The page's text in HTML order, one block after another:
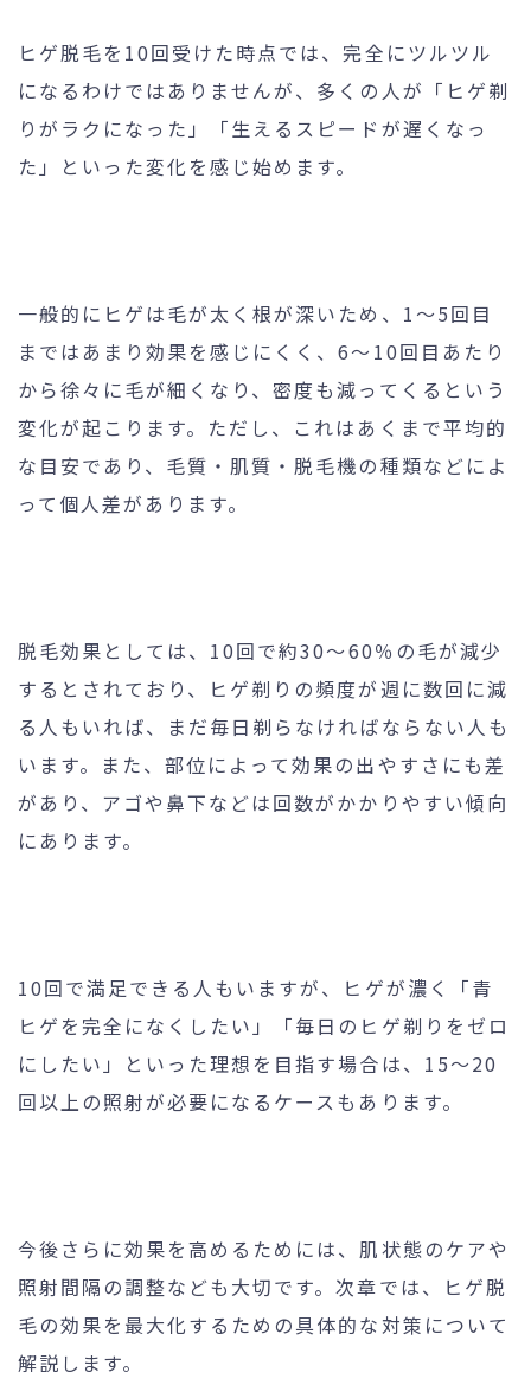
ヒゲ脱毛を10回受けた時点では、完全にツルツル
になるわけではありませんが、多くの人が「ヒゲ剃
りがラクになった」「生えるスピードが遅くなっ
た」といった変化を感じ始めます。
一般的にヒゲは毛が太く根が深いため、1～5回目
まではあまり効果を感じにくく、6～10回目あたり
から徐々に毛が細くなり、密度も減ってくるという
変化が起こります。ただし、これはあくまで平均的
な目安であり、毛質・肌質・脱毛機の種類などによ
って個人差があります。
脱毛効果としては、10回で約30～60％の毛が減少
するとされており、ヒゲ剃りの頻度が週に数回に減
る人もいれば、まだ毎日剃らなければならない人も
います。また、部位によって効果の出やすさにも差
があり、アゴや鼻下などは回数がかかりやすい傾向
にあります。
10回で満足できる人もいますが、ヒゲが濃く「青
ヒゲを完全になくしたい」「毎日のヒゲ剃りをゼロ
にしたい」といった理想を目指す場合は、15～20
回以上の照射が必要になるケースもあります。
今後さらに効果を高めるためには、肌状態のケアや
照射間隔の調整なども大切です。次章では、ヒゲ脱
毛の効果を最大化するための具体的な対策について
解説します。